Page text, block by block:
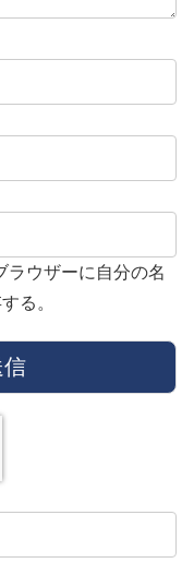
ラウザーに自分の名
る。